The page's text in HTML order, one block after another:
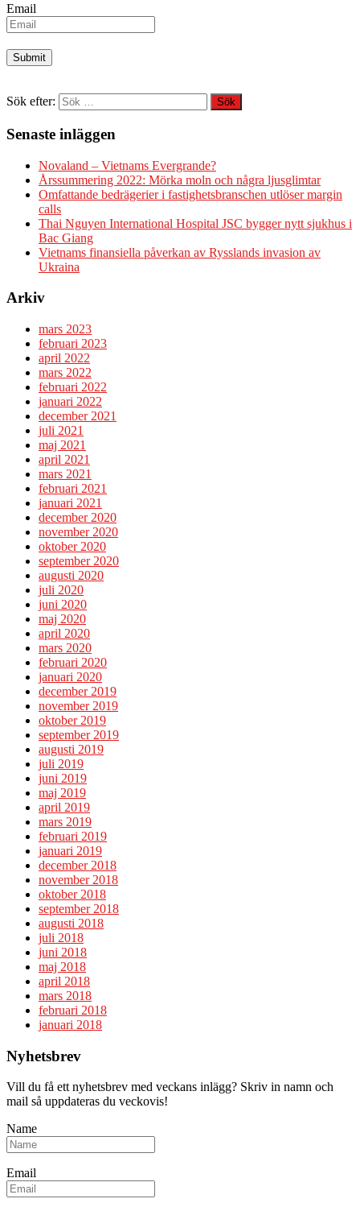
Email
Sök efter:
Senaste inläggen
Novaland – Vietnams Evergrande?
Årssummering 2022: Mörka moln och några ljusglimtar
Omfattande bedrägerier i fastighetsbranschen utlöser margin
calls
Thai Nguyen International Hospital JSC bygger nytt sjukhus i
Bac Giang
Vietnams finansiella påverkan av Rysslands invasion av
Ukraina
Arkiv
mars 2023
februari 2023
april 2022
mars 2022
februari 2022
januari 2022
december 2021
juli 2021
maj 2021
april 2021
mars 2021
februari 2021
januari 2021
december 2020
november 2020
oktober 2020
september 2020
augusti 2020
juli 2020
juni 2020
maj 2020
april 2020
mars 2020
februari 2020
januari 2020
december 2019
november 2019
oktober 2019
september 2019
augusti 2019
juli 2019
juni 2019
maj 2019
april 2019
mars 2019
februari 2019
januari 2019
december 2018
november 2018
oktober 2018
september 2018
augusti 2018
juli 2018
juni 2018
maj 2018
april 2018
mars 2018
februari 2018
januari 2018
Nyhetsbrev
Vill du få ett nyhetsbrev med veckans inlägg? Skriv in namn och
mail så uppdateras du veckovis!
Name
Email